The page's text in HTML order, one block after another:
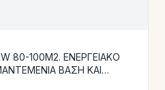
80-100M2. ΕΝΕΡΓΕΙΑΚΟ
ΒΑΣΗ ΚΑΙ